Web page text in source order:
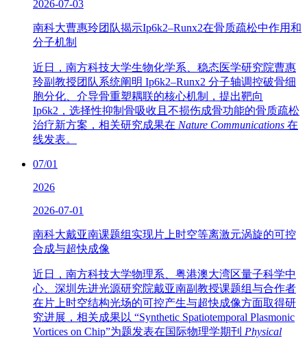
2026-07-03
南科大曹惠玲团队揭示Ip6k2–Runx2在骨质疏松中作用和
分子机制
近日，南方科技大学生物化学系、稳态医学研究院曹惠
玲副教授团队系统阐明 Ip6k2–Runx2 分子轴调控破骨细
胞分化、介导骨重塑耦联的核心机制，提出靶向
Ip6k2，选择性抑制骨吸收且不损伤成骨功能的骨质疏松
治疗新方案，相关研究成果在 Nature Communications 在
线发表。
07/01
2026
2026-07-01
南科大戴亚南课题组实现片上时空等离激元涡旋的可控
合成与超快成像
近日，南方科技大学物理系、粤港澳大湾区量子科学中
心、深圳先进光源研究院戴亚南副教授课题组与合作者
在片上时空结构光场的可控产生与超快成像方面取得研
究进展，相关成果以 “Synthetic Spatiotemporal Plasmonic
Vortices on Chip”为题发表在国际物理学期刊 Physical